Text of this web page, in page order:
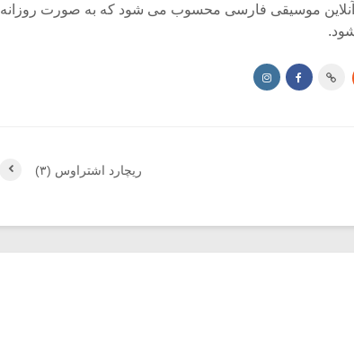
آنلاین موسیقی فارسی محسوب می شود که به صورت روزانه
ریچارد اشتراوس (۳)